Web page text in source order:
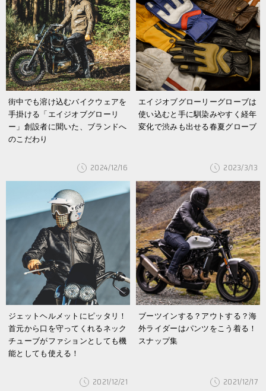
街中でも溶け込むバイクウェアを
手掛ける「エイジオブグローリ
ー」創設者に聞いた、ブランドへ
のこだわり
2024/12/16
エイジオブグローリーグローブは
使い込むと手に馴染みやすく経年
変化で渋みも出せる春夏グローブ
2023/3/13
ジェットヘルメットにピッタリ！
首元から口を守ってくれるネック
チューブがファションとしても機
能としても使える！
2021/12/21
ブーツインする？アウトする？海
外ライダーはパンツをこう着る！
スナップ集
2021/12/17